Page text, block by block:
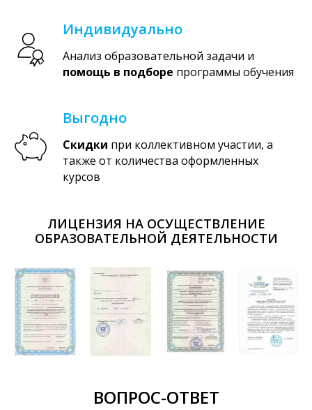
Индивидуально
Анализ образовательной задачи и
помощь в подборе программы обучения
Выгодно
Скидки при коллективном участии, а
также от количества оформленных
курсов
ЛИЦЕНЗИЯ НА ОСУЩЕСТВЛЕНИЕ
ОБРАЗОВАТЕЛЬНОЙ ДЕЯТЕЛЬНОСТИ
ВОПРОС-ОТВЕТ